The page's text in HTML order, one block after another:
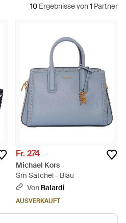
10 Ergebnissevon1 Partner
Fr. 274
Michael Kors
Sm Satchel - Blau
Von Balardi
AUSVERKAUFT